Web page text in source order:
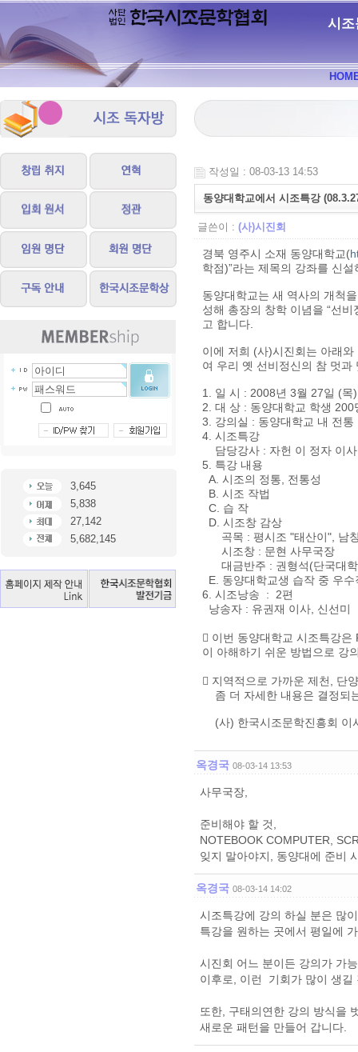
시조
3,645
5,838
27,142
5,682,145
작성일 : 08-03-13 14:53
동양대학교에서 시조특강
글쓴이 : (사)시진회
경북 영주시 소재 동양대학교(
학점)”라는 제목의 강좌를 신
동양대학교는 새 역사의 개척
성해 총장의 창학 이념을 “선
고 합니다.
이에 저희 (사)시진회는 아래
여 우리 옛 선비정신의 참 멋과
1. 일 시 : 2008년 3월 27일 (목
2. 대 상 : 동양대학교 학생
3. 강의실 : 동양대학교 내 전통
4. 시조특강
담당강사 : 자헌 이 정자 이사
5. 특강 내용
A. 시조의 정통, 전통성
B. 시조 작법
C. 습 작
D. 시조창 감상
곡목 : 평시조 "태산이", 남
시조창 : 문현 사무국장
대금반주 : 권형석(단국대학
E. 동양대학교생 습작 중 우
6. 시조낭송 : 2편
낭송자 : 유권재 이사, 신선미
 이번 동양대학교 시조특강
이 아해하기 쉬운 방법으로
 지역적으로 가까운 제천, 단
좀 더 자세한 내용은 결정되
(사) 한국시조문학진흥회 이
옥경국 08-03-14 13:53
사무국장,
준비해야 할 것,
NOTEBOOK COMPUTER,
잊지 말아야지, 동양대에 준비
옥경국 08-03-14 14:02
시조특강에 강의 하실 분은 많
특강을 원하는 곳에서 평일에
시진회 어느 분이든 강의가 가
이후로, 이런 기회가 많이 생길
또한, 구태의연한 강의 방식을
새로운 패턴을 만들어 갑니다.